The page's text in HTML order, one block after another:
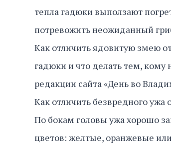
тепла гадюки выползают
потревожить неожиданный
Как отличить ядовитую змею
гадюки и что делать тем, кому
редакции сайта «День во
Как отличить безвредного ужа
По бокам головы ужа хорошо
цветов: желтые, оранжевые